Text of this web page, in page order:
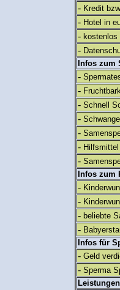
- Kredit
- Hotel in
-
-
Infos zum
-
-
- Schnell
-
-
-
-
Infos zum
-
-
- beliebte
-
Infos für
- Geld
- Sperma